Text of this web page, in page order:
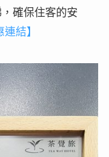
確保住客的安
結】